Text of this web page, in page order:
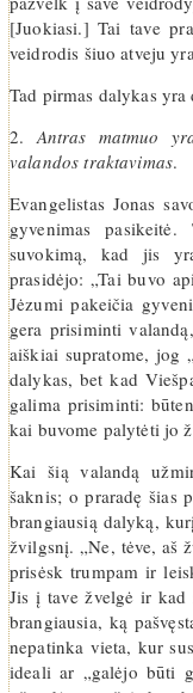
[Juokiasi.] Tai tave
veidrodis šiuo atveju
Tad pirmas dalykas
2.Antras matmuo
valandos traktavimas.
Evangelistas Jonas
gyvenimas
suvokimą, kad jis
prasidėjo: „Tai buvo
Jėzumi pakeičia
gera prisiminti
aiškiai supratome, jog
dalykas, bet kad
galima prisiminti:
kai buvome palytėti jo
Kai šią valandą
šaknis; o praradę šias
brangiausią dalyką,
žvilgsnį. „Ne, tėve, aš
prisėsk trumpam ir
Jis į tave žvelgė ir
brangiausia, ką
nepatinka vieta, kur
ideali ar „galėjo būti